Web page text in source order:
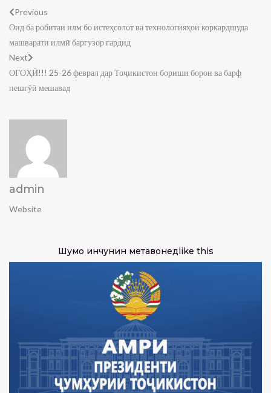
Previous
Оид ба робитаи илм бо истеҳсолот ва технологияҳои коркардшуда
машварати илмӣ баргузор гардид
Next
ОГОҲӢ!!! 25-26 феврал дар Тоҷикистон бориши борон ва барф
пешгӯӣ мешавад
admin
Website
Шумо инчунин метавонедlike this